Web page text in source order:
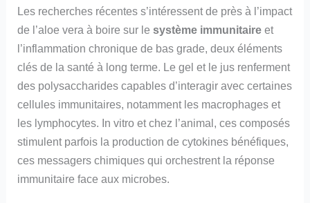
Les recherches récentes s’intéressent de près à l’impact
de l’aloe vera à boire sur lesystème immunitaire et
l’inflammation chronique de bas grade, deux éléments
clés de la santé à long terme. Le gel et le jus renferment
des polysaccharides capables d’interagir avec certaines
cellules immunitaires, notamment les macrophages et
les lymphocytes. In vitro et chez l’animal, ces composés
stimulent parfois la production de cytokines bénéfiques,
ces messagers chimiques qui orchestrent la réponse
immunitaire face aux microbes.